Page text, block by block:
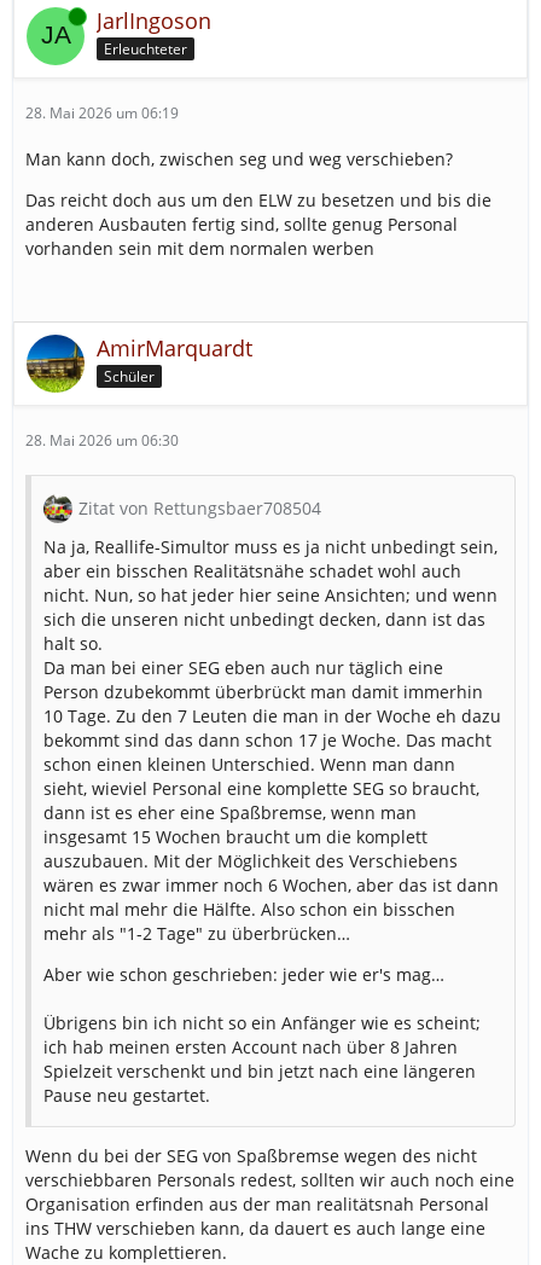
Online JarlIngoson
Erleuchteter
28. Mai 2026 um 06:19
Man kann doch, zwischen seg und weg verschieben?
Das reicht doch aus um den ELW zu besetzen und bis die
anderen Ausbauten fertig sind, sollte genug Personal
vorhanden sein mit dem normalen werben
AmirMarquardt
Schüler
28. Mai 2026 um 06:30
Zitat von Rettungsbaer708504
Na ja, Reallife-Simultor muss es ja nicht unbedingt sein,
aber ein bisschen Realitätsnähe schadet wohl auch
nicht. Nun, so hat jeder hier seine Ansichten; und wenn
sich die unseren nicht unbedingt decken, dann ist das
halt so.
Da man bei einer SEG eben auch nur täglich eine
Person dzubekommt überbrückt man damit immerhin
10 Tage. Zu den 7 Leuten die man in der Woche eh dazu
bekommt sind das dann schon 17 je Woche. Das macht
schon einen kleinen Unterschied. Wenn man dann
sieht, wieviel Personal eine komplette SEG so braucht,
dann ist es eher eine Spaßbremse, wenn man
insgesamt 15 Wochen braucht um die komplett
auszubauen. Mit der Möglichkeit des Verschiebens
wären es zwar immer noch 6 Wochen, aber das ist dann
nicht mal mehr die Hälfte. Also schon ein bisschen
mehr als "1-2 Tage" zu überbrücken…
Aber wie schon geschrieben: jeder wie er's mag…
Übrigens bin ich nicht so ein Anfänger wie es scheint;
ich hab meinen ersten Account nach über 8 Jahren
Spielzeit verschenkt und bin jetzt nach eine längeren
Pause neu gestartet.
Wenn du bei der SEG von Spaßbremse wegen des nicht
verschiebbaren Personals redest, sollten wir auch noch eine
Organisation erfinden aus der man realitätsnah Personal
ins THW verschieben kann, da dauert es auch lange eine
Wache zu komplettieren.